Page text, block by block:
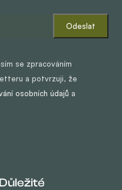
se zpracováním
a potvrzuji, že
osobních údajů a
Důležité